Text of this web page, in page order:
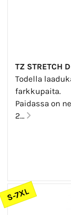
TZ STRETCH
Todella
farkkupaita.
Paidassa on
2...
S-7XL